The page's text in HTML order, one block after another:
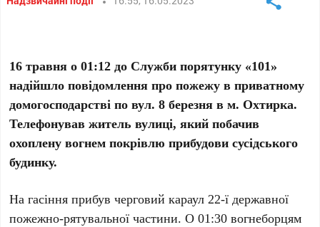
16 травня о 01:12 до Служби порятунку «101»
надійшло повідомлення про пожежу в приватному
домогосподарстві по вул. 8 березня в м. Охтирка.
Телефонував житель вулиці, який побачив
охоплену вогнем покрівлю прибудови сусідського
будинку.
На гасіння прибув черговий караул 22-ї державної
пожежно-рятувальної частини. О 01:30 вогнеборцям